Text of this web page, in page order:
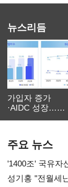
뉴스리듬
가입자 증가
·AIDC 성장…
주요 뉴스
'1400조' 국유자
구조혁신
성기홍 "전월세